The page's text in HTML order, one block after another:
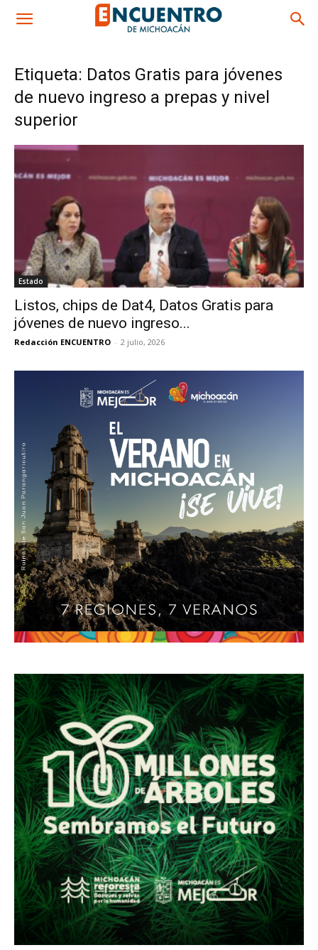
Etiqueta: Datos Gratis para jóvenes
de nuevo ingreso a prepas y nivel
superior
Estado
Listos, chips de Dat4, Datos Gratis para
jóvenes de nuevo ingreso...
Redacción ENCUENTRO - 2 julio, 2026